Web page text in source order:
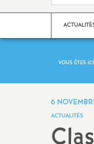
VOUS ÊTES
6
ACTUALITÉS